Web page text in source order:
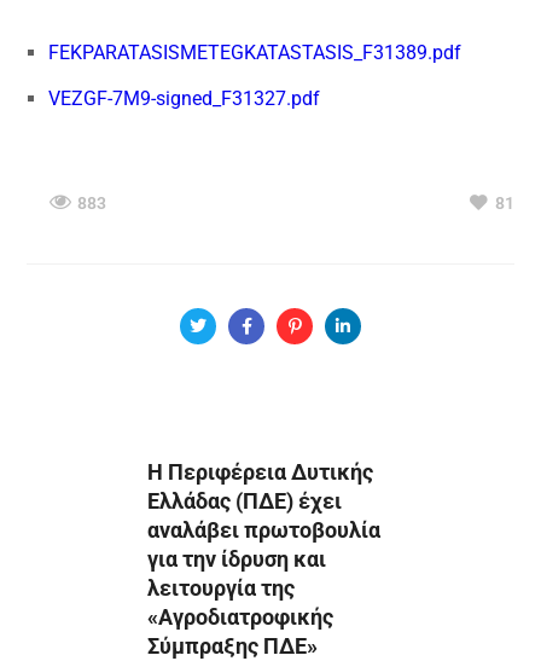
FEKPARATASISMETEGKATASTASIS_F31389.pdf
VEZGF-7M9-signed_F31327.pdf
883 81
Η Περιφέρεια Δυτικής
Ελλάδας (ΠΔΕ) έχει
αναλάβει πρωτοβουλία
για την ίδρυση και
λειτουργία της
«Αγροδιατροφικής
Σύμπραξης ΠΔΕ»